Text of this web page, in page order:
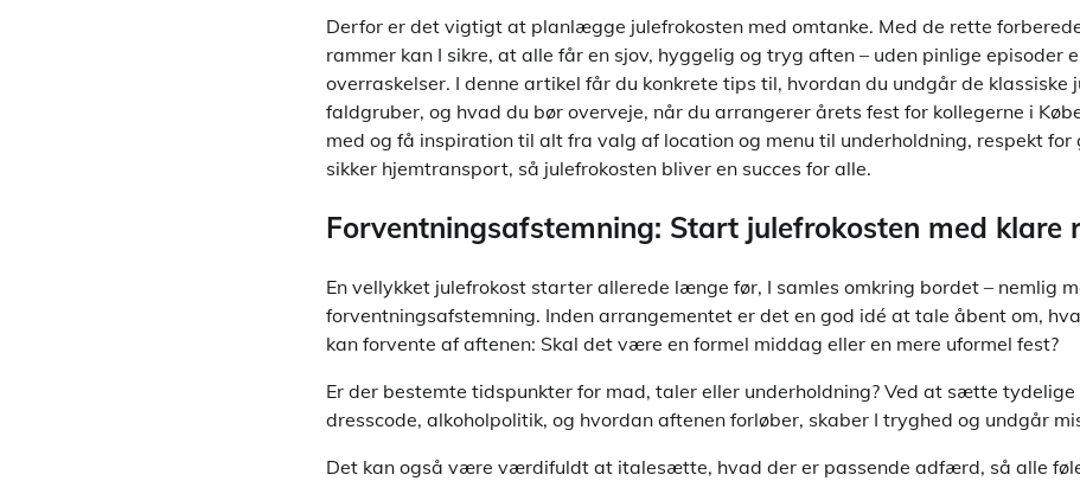
Derfor er det vigtigt at planlægge julefrokosten med omtanke. Med de rette
rammer kan I sikre, at alle får en sjov, hyggelig og tryg aften – uden pinlige episoder
overraskelser. I denne artikel får du konkrete tips til, hvordan du undgår de klassiske
faldgruber, og hvad du bør overveje, når du arrangerer årets fest for kollegerne i
med og få inspiration til alt fra valg af location og menu til underholdning, respekt
sikker hjemtransport, så julefrokosten bliver en succes for alle.
Forventningsafstemning: Start julefrokosten med klare
En vellykket julefrokost starter allerede længe før, I samles omkring bordet – nemlig
forventningsafstemning. Inden arrangementet er det en god idé at tale åbent om,
kan forvente af aftenen: Skal det være en formel middag eller en mere uformel fest?
Er der bestemte tidspunkter for mad, taler eller underholdning? Ved at sætte
dresscode, alkoholpolitik, og hvordan aftenen forløber, skaber I tryghed og undgår
Det kan også være værdifuldt at italesætte, hvad der er passende adfærd, så alle